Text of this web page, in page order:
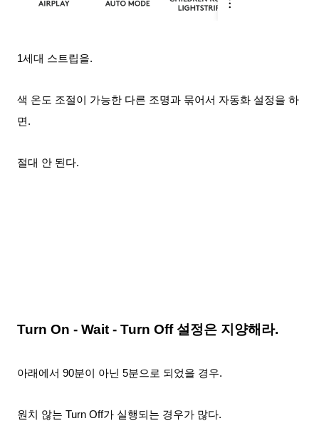
1세대 스트립을.
색 온도 조절이 가능한 다른 조명과 묶어서 자동화 설정을 하
면.
절대 안 된다.
Turn On - Wait - Turn Off 설정은 지양해라.
아래에서 90분이 아닌 5분으로 되었을 경우.
원치 않는 Turn Off가 실행되는 경우가 많다.